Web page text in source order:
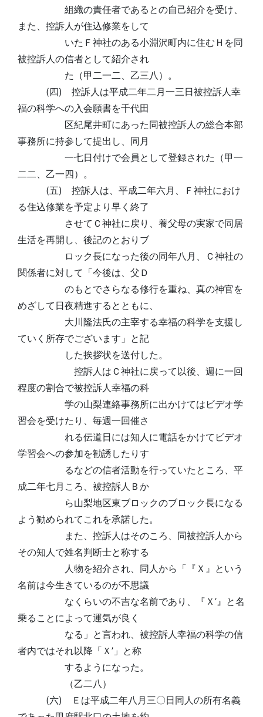
組織の責任者であるとの自己紹介を受け、
また、控訴人が住込修業をして
いたＦ神社のある小淵沢町内に住むＨを同
被控訴人の信者として紹介され
た（甲二一二、乙三八）。
(四) 控訴人は平成二年二月一三日被控訴人幸
福の科学への入会願書を千代田
区紀尾井町にあった同被控訴人の総合本部
事務所に持参して提出し、同月
一七日付けで会員として登録された（甲一
二二、乙一四）。
(五) 控訴人は、平成二年六月、Ｆ神社におけ
る住込修業を予定より早く終了
させてＣ神社に戻り、養父母の実家で同居
生活を再開し、後記のとおりブ
ロック長になった後の同年八月、Ｃ神社の
関係者に対して「今後は、父Ｄ
のもとでさらなる修行を重ね、真の神官を
めざして日夜精進するとともに、
大川隆法氏の主宰する幸福の科学を支援し
ていく所存でございます」と記
した挨拶状を送付した。
控訴人はＣ神社に戻って以後、週に一回
程度の割合で被控訴人幸福の科
学の山梨連絡事務所に出かけてはビデオ学
習会を受けたり、毎週一回催さ
れる伝道日には知人に電話をかけてビデオ
学習会への参加を勧誘したりす
るなどの信者活動を行っていたところ、平
成二年七月ころ、被控訴人Ｂか
ら山梨地区東ブロックのブロック長になる
よう勧められてこれを承諾した。
また、控訴人はそのころ、同被控訴人から
その知人で姓名判断士と称する
人物を紹介され、同人から「『Ｘ』という
名前は今生きているのが不思議
なくらいの不吉な名前であり、『Ｘ’』と名
乗ることによって運気が良く
なる」と言われ、被控訴人幸福の科学の信
者内ではそれ以降「Ｘ’」と称
するようになった。
（乙二八）
(六) Ｅは平成二年八月三〇日同人の所有名義